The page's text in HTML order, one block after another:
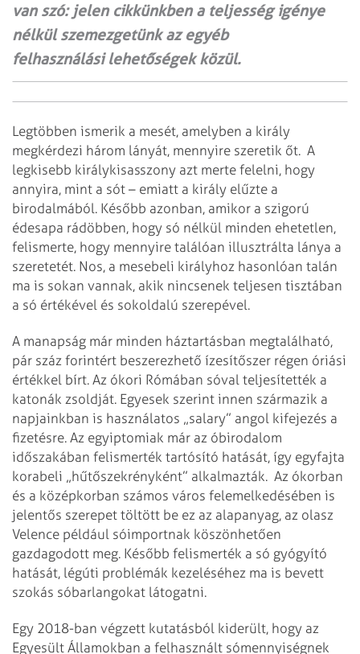
van szó: jelen cikkünkben a teljesség igénye
nélkül szemezgetünk az egyéb
felhasználási lehetőségek közül.
Legtöbben ismerik a mesét, amelyben a király
megkérdezi három lányát, mennyire szeretik őt. A
legkisebb királykisasszony azt merte felelni, hogy
annyira, mint a sót – emiatt a király elűzte a
birodalmából. Később azonban, amikor a szigorú
édesapa rádöbben, hogy só nélkül minden ehetetlen,
felismerte, hogy mennyire találóan illusztrálta lánya a
szeretetét. Nos, a mesebeli királyhoz hasonlóan talán
ma is sokan vannak, akik nincsenek teljesen tisztában
a só értékével és sokoldalú szerepével.
A manapság már minden háztartásban megtalálható,
pár száz forintért beszerezhető ízesítőszer régen óriási
értékkel bírt. Az ókori Rómában sóval teljesítették a
katonák zsoldját. Egyesek szerint innen származik a
napjainkban is használatos „salary” angol kifejezés a
fizetésre. Az egyiptomiak már az óbirodalom
időszakában felismerték tartósító hatását, így egyfajta
korabeli „hűtőszekrényként” alkalmazták. Az ókorban
és a középkorban számos város felemelkedésében is
jelentős szerepet töltött be ez az alapanyag, az olasz
Velence például sóimportnak köszönhetően
gazdagodott meg. Később felismerték a só gyógyító
hatását, légúti problémák kezeléséhez ma is bevett
szokás sóbarlangokat látogatni.
Egy 2018-ban végzett kutatásból kiderült, hogy az
Egyesült Államokban a felhasznált sómennyiségnek